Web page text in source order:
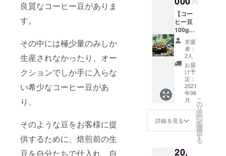
良質なコーヒー豆がありま
す。
その中には極少量のみしか
生産されなかったり、オー
クションでしか手に入らな
い希少なコーヒー豆があ
り、
そのような豆をお客様に提
供するために、焙煎前の生
豆を自分たちで仕入れ、自
【コー
ヒー豆
100g定
期便
（12ヶ
月）】
毎月1回
当店が
焙煎・
厳選し
たコー
ヒー豆
を100g
ずつ1年
間お届
けしま
支援
者：
2人
お届
け予
定：
2021
年06
月
詳細を見る
こ
の
リ
タ
ー
ン
を
選
択
す
る
20,